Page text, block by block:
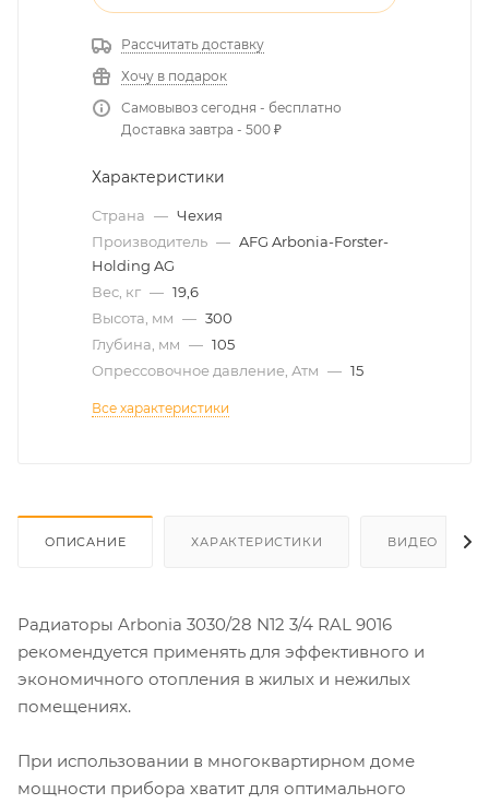
Рассчитать доставку
Хочу в подарок
Самовывоз сегодня - бесплатно
Доставка завтра - 500 ₽
Характеристики
Страна — Чехия
Производитель — AFG Arbonia-Forster-
Holding AG
Вес, кг — 19,6
Высота, мм — 300
Глубина, мм — 105
Опрессовочное давление, Атм — 15
Все характеристики
ОПИСАНИЕ ХАРАКТЕРИСТИКИ ВИДЕО
Радиаторы Arbonia 3030/28 N12 3/4 RAL 9016
рекомендуется применять для эффективного и
экономичного отопления в жилых и нежилых
помещениях.
При использовании в многоквартирном доме
мощности прибора хватит для оптимального